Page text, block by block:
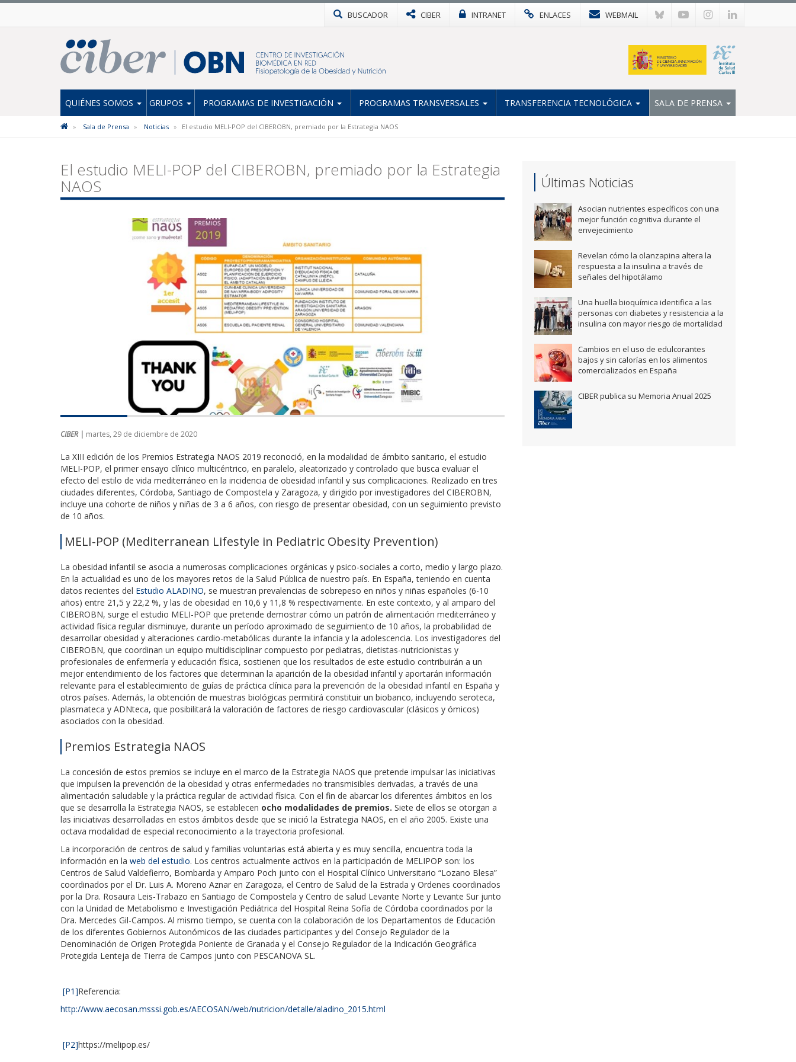
BUSCADOR CIBER INTRANET ENLACES WEBMAIL
QUIÉNES SOMOS GRUPOS PROGRAMAS DE INVESTIGACIÓN PROGRAMAS TRANSVERSALES TRANSFERENCIA TECNOLÓGICA SALA DE PRENSA
Sala de Prensa Noticias El estudio MELI-POP del CIBEROBN, premiado por la Estrategia NAOS
El estudio MELI-POP del CIBEROBN, premiado por la Estrategia
NAOS
CIBER | martes, 29 de diciembre de 2020
La XIII edición de los Premios Estrategia NAOS 2019 reconoció, en la modalidad de ámbito sanitario, el estudio
MELI-POP, el primer ensayo clínico multicéntrico, en paralelo, aleatorizado y controlado que busca evaluar el
efecto del estilo de vida mediterráneo en la incidencia de obesidad infantil y sus complicaciones. Realizado en tres
ciudades diferentes, Córdoba, Santiago de Compostela y Zaragoza, y dirigido por investigadores del CIBEROBN,
incluye una cohorte de niños y niñas de 3 a 6 años, con riesgo de presentar obesidad, con un seguimiento previsto
de 10 años.
MELI-POP (Mediterranean Lifestyle in Pediatric Obesity Prevention)
La obesidad infantil se asocia a numerosas complicaciones orgánicas y psico-sociales a corto, medio y largo plazo.
En la actualidad es uno de los mayores retos de la Salud Pública de nuestro país. En España, teniendo en cuenta
datos recientes del Estudio ALADINO, se muestran prevalencias de sobrepeso en niños y niñas españoles (6-10
años) entre 21,5 y 22,2 %, y las de obesidad en 10,6 y 11,8 % respectivamente. En este contexto, y al amparo del
CIBEROBN, surge el estudio MELI-POP que pretende demostrar cómo un patrón de alimentación mediterráneo y
actividad física regular disminuye, durante un período aproximado de seguimiento de 10 años, la probabilidad de
desarrollar obesidad y alteraciones cardio-metabólicas durante la infancia y la adolescencia. Los investigadores del
CIBEROBN, que coordinan un equipo multidisciplinar compuesto por pediatras, dietistas-nutricionistas y
profesionales de enfermería y educación física, sostienen que los resultados de este estudio contribuirán a un
mejor entendimiento de los factores que determinan la aparición de la obesidad infantil y aportarán información
relevante para el establecimiento de guías de práctica clínica para la prevención de la obesidad infantil en España y
otros países. Además, la obtención de muestras biológicas permitirá constituir un biobanco, incluyendo seroteca,
plasmateca y ADNteca, que posibilitará la valoración de factores de riesgo cardiovascular (clásicos y ómicos)
asociados con la obesidad.
Premios Estrategia NAOS
La concesión de estos premios se incluye en el marco de la Estrategia NAOS que pretende impulsar las iniciativas
que impulsen la prevención de la obesidad y otras enfermedades no transmisibles derivadas, a través de una
alimentación saludable y la práctica regular de actividad física. Con el fin de abarcar los diferentes ámbitos en los
que se desarrolla la Estrategia NAOS, se establecen ocho modalidades de premios. Siete de ellos se otorgan a
las iniciativas desarrolladas en estos ámbitos desde que se inició la Estrategia NAOS, en el año 2005. Existe una
octava modalidad de especial reconocimiento a la trayectoria profesional.
La incorporación de centros de salud y familias voluntarias está abierta y es muy sencilla, encuentra toda la
información en la web del estudio. Los centros actualmente activos en la participación de MELIPOP son: los
Centros de Salud Valdefierro, Bombarda y Amparo Poch junto con el Hospital Clínico Universitario “Lozano Blesa”
coordinados por el Dr. Luis A. Moreno Aznar en Zaragoza, el Centro de Salud de la Estrada y Ordenes coordinados
por la Dra. Rosaura Leis-Trabazo en Santiago de Compostela y Centro de salud Levante Norte y Levante Sur junto
con la Unidad de Metabolismo e Investigación Pediátrica del Hospital Reina Sofía de Córdoba coordinados por la
Dra. Mercedes Gil-Campos. Al mismo tiempo, se cuenta con la colaboración de los Departamentos de Educación
de los diferentes Gobiernos Autonómicos de las ciudades participantes y del Consejo Regulador de la
Denominación de Origen Protegida Poniente de Granada y el Consejo Regulador de la Indicación Geográfica
Protegida Lenteja de Tierra de Campos junto con PESCANOVA SL.
[P1]Referencia:
http://www.aecosan.msssi.gob.es/AECOSAN/web/nutricion/detalle/aladino_2015.html
[P2]https://melipop.es/
Últimas Noticias
Asocian nutrientes específicos con una
mejor función cognitiva durante el
envejecimiento
Revelan cómo la olanzapina altera la
respuesta a la insulina a través de
señales del hipotálamo
Una huella bioquímica identifica a las
personas con diabetes y resistencia a la
insulina con mayor riesgo de mortalidad
Cambios en el uso de edulcorantes
bajos y sin calorías en los alimentos
comercializados en España
CIBER publica su Memoria Anual 2025